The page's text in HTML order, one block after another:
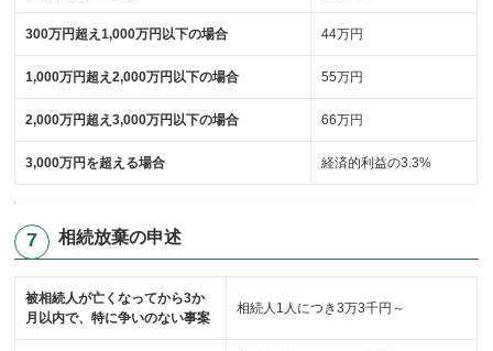
300万円超え1,000万円以下の場合 44万円
1,000万円超え2,000万円以下の場合 55万円
2,000万円超え3,000万円以下の場合 66万円
3,000万円を超える場合 経済的利益の3.3%
相続放棄の申述
被相続人が亡くなってから3か
月以内で、特に争いのない事案
相続人1人につき3万3千円～